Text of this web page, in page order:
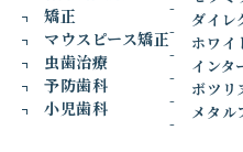
矯正
マウスピース矯正
虫歯治療
予防歯科
小児歯科
ダイレ
ホワイ
インタ
ボツリ
メタル
一部の歯が失われた場合に使用
歯です。残っている自分の歯に
ネ（クラスプ）などでとめて使
保険適用の